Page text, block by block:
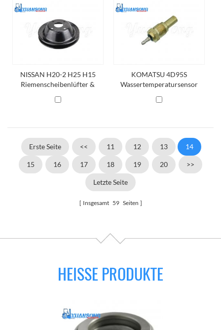
NISSAN H20-2 H25 H15
Riemenscheibenlüfter &
KOMATSU 4D95S
Wassertemperatursensor
Erste Seite << 11 12 13 14
15 16 17 18 19 20 >>
Letzte Seite
Insgesamt 59 Seiten
HEISSE PRODUKTE